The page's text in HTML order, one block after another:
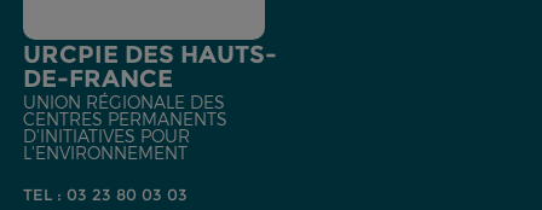
URCPIE DES HAUTS-
DE-FRANCE
UNION RÉGIONALE DES
CENTRES PERMANENTS
D'INITIATIVES POUR
L'ENVIRONNEMENT
TEL : 03 23 80 03 03